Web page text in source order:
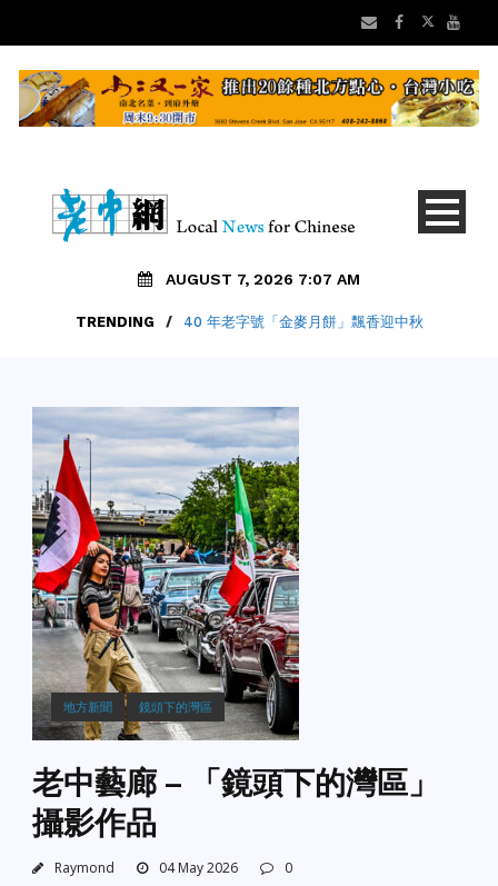
AUGUST 7, 2026 7:07 AM
TRENDING / 40 年老字號「金麥月餅」飄香迎中秋
地方新聞 鏡頭下的灣區
老中藝廊 – 「鏡頭下的灣區」
攝影作品
Raymond 04 May 2026 0